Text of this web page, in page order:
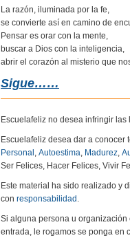
La razón, iluminada por la fe,
se convierte así en camino de
Pensar es orar con la mente,
buscar a Dios con la inteligencia,
abrir el corazón al misterio que
Sigue……
Escuelafeliz no desea infringir
Escuelafeliz desea dar a
Personal , Autoestima, Madurez,
Ser Felices, Hacer Felices, Vivir
Este material ha sido realizado y
con responsabilidad .
Si alguna persona u
entrada, le rogamos se ponga en